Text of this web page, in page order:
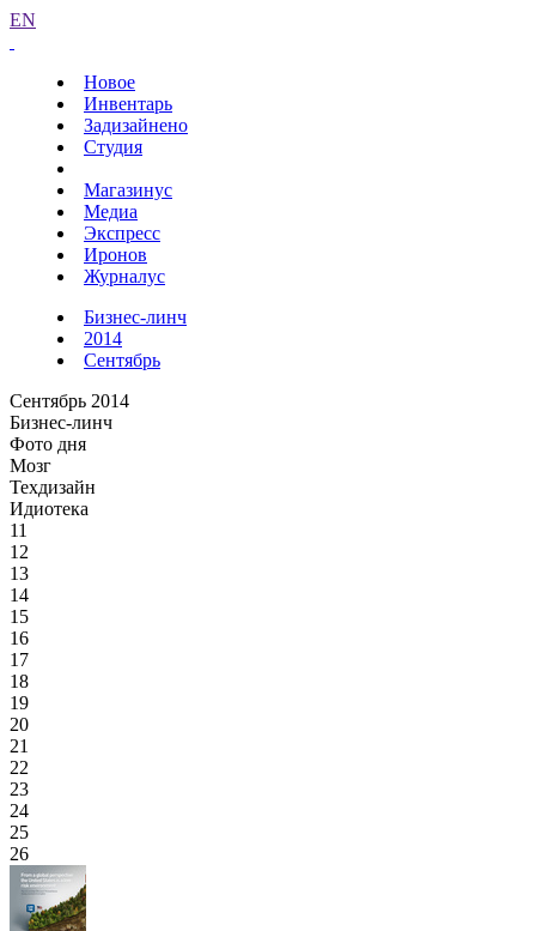
EN
Новое
Инвентарь
Задизайнено
Студия
Магазинус
Медиа
Экспресс
Иронов
Журналус
Бизнес-линч
2014
Сентябрь
Сентябрь 2014
Бизнес-линч
Фото дня
Мозг
Техдизайн
Идиотека
11
12
13
14
15
16
17
18
19
20
21
22
23
24
25
26